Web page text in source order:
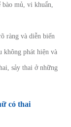
bào mủ, vi khuẩn,
ràng và diễn biến
không phát hiện và
sảy thai ở những
có thai